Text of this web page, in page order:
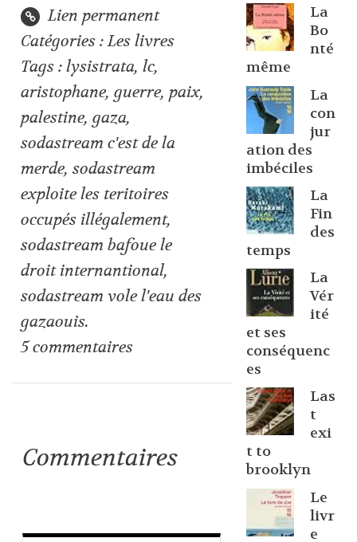
Lien permanent
Catégories :Les livres
Tags :lysistrata,lc,
aristophane,guerre,paix,
palestine,gaza,
sodastream c'est de la
merde,sodastream
exploite les teritoires
occupés illégalement,
sodastream bafoue le
droit internantional,
sodastream vole l'eau des
gazaouis.
5 commentaires
Commentaires
La
Bo
nté
même
La
con
jur
ation des
imbéciles
La
Fin
des
temps
La
Vér
ité
et ses
conséquenc
es
Las
t
exi
t to
brooklyn
Le
livr
e